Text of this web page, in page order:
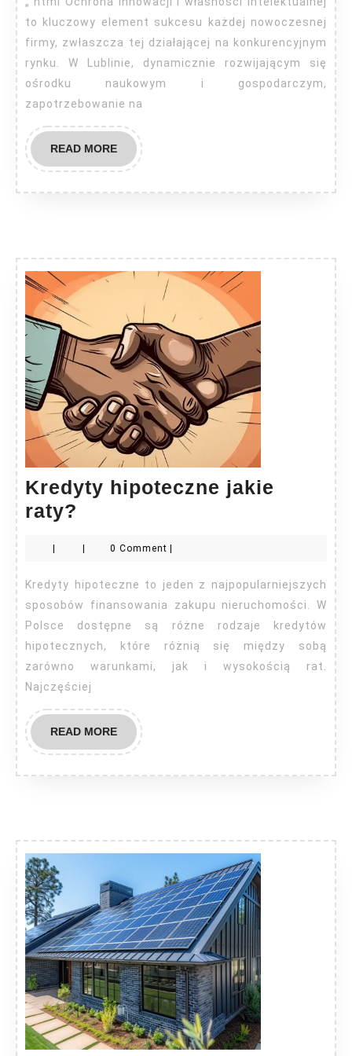
to kluczowy element sukcesu każdej nowoczesnej
firmy, zwłaszcza tej działającej na konkurencyjnym
rynku. W Lublinie, dynamicznie rozwijającym się
ośrodku naukowym i gospodarczym,
zapotrzebowanie na
READ MOREREAD
MORE
Kredyty hipoteczne jakie
raty?
jakie
raty?
| | 0 Comment |
Kredyty hipoteczne to jeden z najpopularniejszych
sposobów finansowania zakupu nieruchomości. W
Polsce dostępne są różne rodzaje kredytów
hipotecznych, które różnią się między sobą
zarówno warunkami, jak i wysokością rat.
Najczęściej
READ MOREREAD
MORE